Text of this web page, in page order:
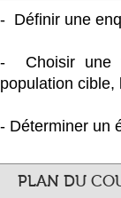
- Définir une
- Choisir une
population cible,
- Déterminer un
PLAN DU